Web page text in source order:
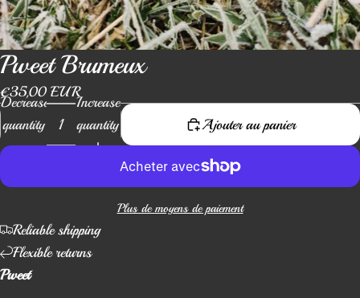
Pweet Brumeux
€35,00 EUR
Decrease
quantity
Increase
quantity
Ajouter au panier
Plus de moyens de paiement
Reliable shipping
Flexible returns
Pweet